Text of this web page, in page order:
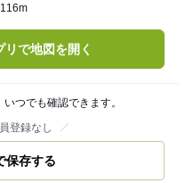
で地図を開く
つでも確認できます。
登録なし
保存する